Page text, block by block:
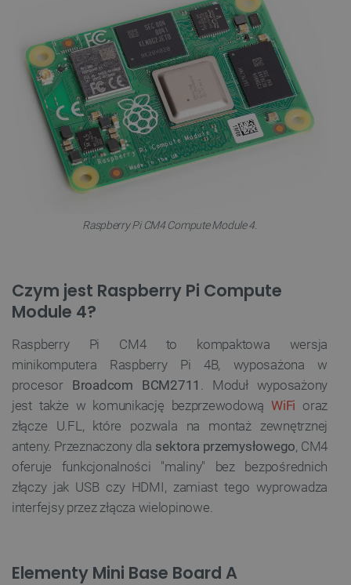
Raspberry Pi CM4 Compute Module 4.
Czym jest Raspberry Pi Compute
Module 4?
Raspberry Pi CM4 to kompaktowa wersja
minikomputera Raspberry Pi 4B, wyposażona w
procesor Broadcom BCM2711
. Moduł wyposażony
jest także w komunikację bezprzewodowąWiFi oraz
złącze U.FL, które pozwala na montaż zewnętrznej
anteny. Przeznaczony dla sektora przemysłowego, CM4
oferuje funkcjonalności "maliny" bez bezpośrednich
złączy jak USB czy HDMI, zamiast tego wyprowadza
interfejsy przez złącza wielopinowe.
Elementy Mini Base Board A